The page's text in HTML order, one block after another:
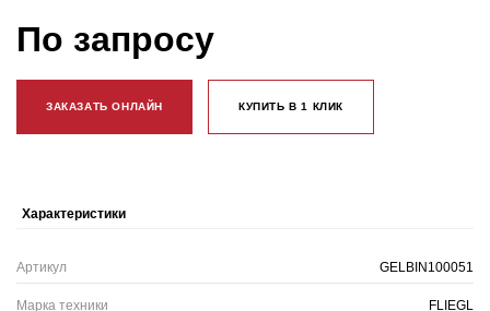
По запросу
ЗАКАЗАТЬ ОНЛАЙН КУПИТЬ В 1 КЛИК
Характеристики
Артикул GELBIN100051
Марка техники FLIEGL